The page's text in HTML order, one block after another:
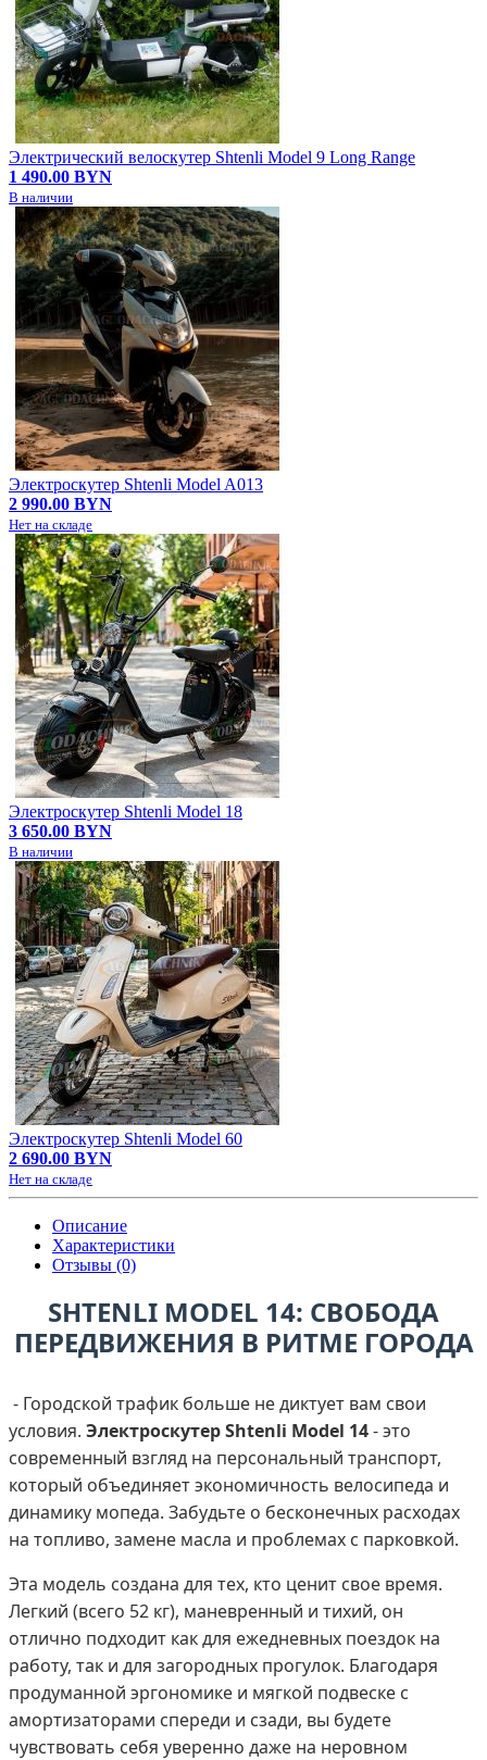
Электрический велоскутер Shtenli Model 9 Long Range
1 490.00 BYN
В наличии
Электроскутер Shtenli Model A013
2 990.00 BYN
Нет на складе
Электроскутер Shtenli Model 18
3 650.00 BYN
В наличии
Электроскутер Shtenli Model 60
2 690.00 BYN
Нет на складе
Описание
Характеристики
Отзывы (0)
SHTENLI MODEL 14: СВОБОДА
ПЕРЕДВИЖЕНИЯ В РИТМЕ ГОРОДА
- Городской трафик больше не диктует вам свои
условия. Электроскутер Shtenli Model 14- это
современный взгляд на персональный транспорт,
который объединяет экономичность велосипеда и
динамику мопеда. Забудьте о бесконечных расходах
на топливо, замене масла и проблемах с парковкой.
Эта модель создана для тех, кто ценит свое время.
Легкий (всего 52 кг), маневренный и тихий, он
отлично подходит как для ежедневных поездок на
работу, так и для загородных прогулок. Благодаря
продуманной эргономике и мягкой подвеске с
амортизаторами спереди и сзади, вы будете
чувствовать себя уверенно даже на неровном